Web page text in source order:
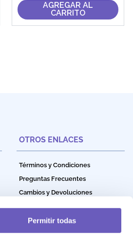
Permitir todas
AGREGAR AL
CARRITO
OTROS ENLACES
Términos y Condiciones
Preguntas Frecuentes
Cambios y Devoluciones
Política de Privacidad
Política de Garantía
Política de Cookies